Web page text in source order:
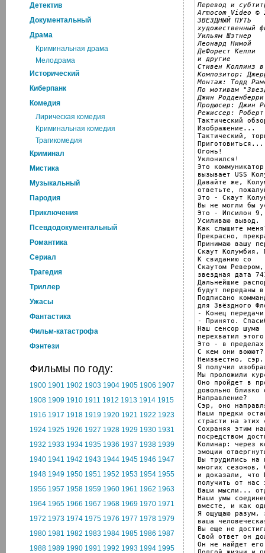
Детектив
Документальный
Драма
Криминальная драма
Мелодрама
Исторический
Киберпанк
Комедия
Лирическая комедия
Криминальная комедия
Трагикомедия
Криминал
Мистика
Музыкальный
Пародия
Приключения
Псевдодокументальный
Романтика
Cериал
Трагедия
Триллер
Ужасы
Фантастика
Фильм-катастрофа
Фэнтези
Фильмы по году:
1900 1901 1902 1903 1904 1905 1906 1907
1908 1909 1910 1911 1912 1913 1914 1915
1916 1917 1918 1919 1920 1921 1922 1923
1924 1925 1926 1927 1928 1929 1930 1931
1932 1933 1934 1935 1936 1937 1938 1939
1940 1941 1942 1943 1944 1945 1946 1947
1948 1949 1950 1951 1952 1953 1954 1955
1956 1957 1958 1959 1960 1961 1962 1963
1964 1965 1966 1967 1968 1969 1970 1971
1972 1973 1974 1975 1976 1977 1978 1979
1980 1981 1982 1983 1984 1985 1986 1987
1988 1989 1990 1991 1992 1993 1994 1995
Перевод и
Armocom Video ©
ЗВЕЗДНЫЙ ПУТЬ
художественный
Уильям Шэтнер
Леонард Нимой
ДеФорест Келли
и другие
Стивен Коллинз
Композитор:
Монтаж: Тодд
По мотивам
Джин
Продюсер: Джин
Режиссер:
Тактический
Изображение...
Тактический,
Приготовиться...
Огонь!
Уклонился!
Это
вызывает USS
Давайте же,
ответьте,
Это - Скаут
Вы не могли бы
Это - Ипсилон 9,
Усиливаю вывод.
Как слышите
Прекрасно,
Принимаю вашу
Скаут Колумбия,
К свиданию со
Скаутом
звездная дата
Дальнейшие
будут переданы
Подписано
для Звёздного
- Конец
- Принято.
Наш сенсор шума
перехватил
Это - в пределах
С кем они воюют?
Неизвестно, сэр.
Я получил
Мы проложили
Оно пройдет в
довольно
Направление?
Сэр, оно
Наши предки
страсти на
Сохраняя этим
посредством
Колинар: через
эмоции
Вы трудились на
многих
и доказали, что
получить от нас
Ваши мысли...
Наши умы
вместе, и как
Я ощущаю разум,
ваша
Вы еще не
Свой ответ он
Он не найдет